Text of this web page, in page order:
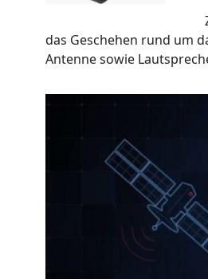
das Geschehen rund um
Antenne sowie